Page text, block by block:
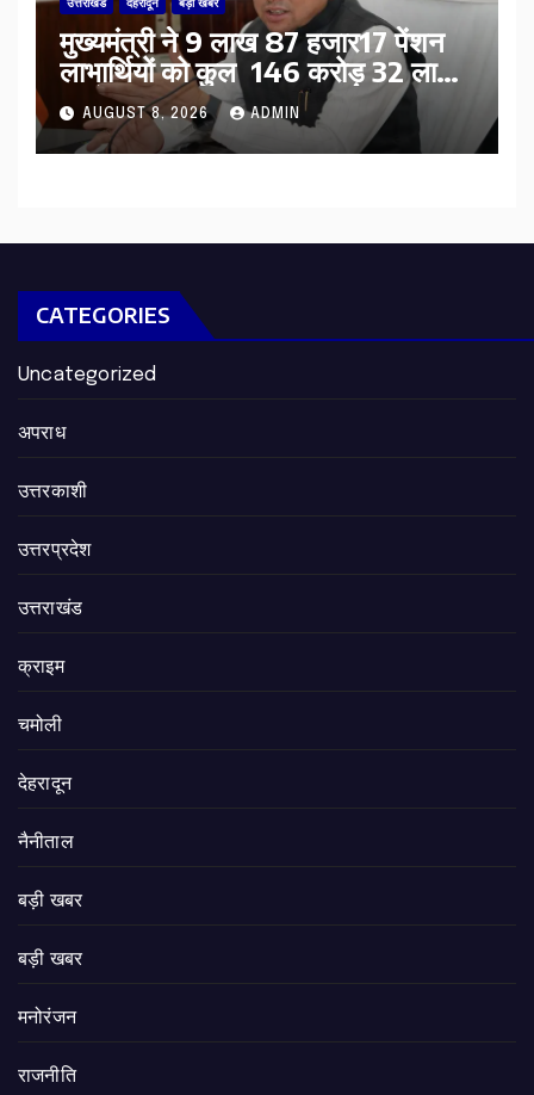
उत्तराखंड देहरादून बड़ी खबर
मुख्यमंत्री ने 9 लाख 87 हजार17 पेंशन
लाभार्थियों को कुल 146 करोड़ 32 लाख
की पेंशन राशि का किया भुगतान
AUGUST 8, 2026 ADMIN
CATEGORIES
Uncategorized
अपराध
उत्तरकाशी
उत्तरप्रदेश
उत्तराखंड
क्राइम
चमोली
देहरादून
नैनीताल
बड़ी खबर
बड़ी खबर
मनोरंजन
राजनीति